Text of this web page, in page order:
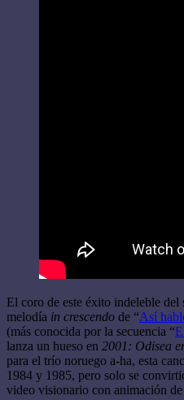
El coro de este éxito indeleble
melodía in crescendo de “Así
(más conocida por la secuencia “
lanza un hueso en 2001: Odisea
para el trío noruego a-ha, esta
1984 y 1985, pero solo se
video visionario con animación